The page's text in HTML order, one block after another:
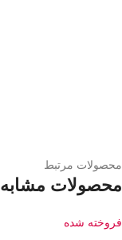
محصولات مرتبط
محصولات مشابه
فروخته شده